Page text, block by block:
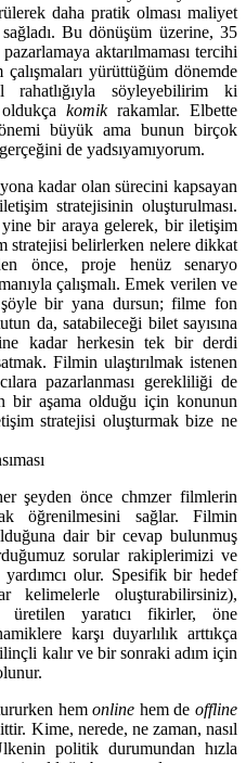
daha pratik olması maliyet
Bu dönüşüm üzerine, 35
aktarılmaması tercihi
yürüttüğüm dönemde
rahatlığıyla söyleyebilirim ki
oldukçakomikrakamlar. Elbette
büyük ama bunun birçok
de yadsıyamıyorum.
kadar olan sürecini kapsayan
stratejisinin oluşturulması.
yine bir araya gelerek, bir iletişim
stratejisi belirlerken nelere dikkat
önce, proje henüz senaryo
çalışmalı. Emek verilen ve
bir yana dursun; filme fon
da, satabileceği bilet sayısına
kadar herkesin tek bir derdi
Filmin ulaştırılmak istenen
pazarlanması gerekliliği de
bir aşama olduğu için konunun
stratejisi oluşturmak bize ne
şeyden önce chmzer filmlerin
öğrenilmesini sağlar. Filmin
dair bir cevap bulunmuş
sorular rakiplerimizi ve
olur. Spesifik bir hedef
kelimelerle oluşturabilirsiniz),
üretilen yaratıcı fikirler, öne
karşı duyarlılık arttıkça
kalır ve bir sonraki adım için
hemonline hem deoffline
Kime, nerede, ne zaman, nasıl
politik durumundan hızla